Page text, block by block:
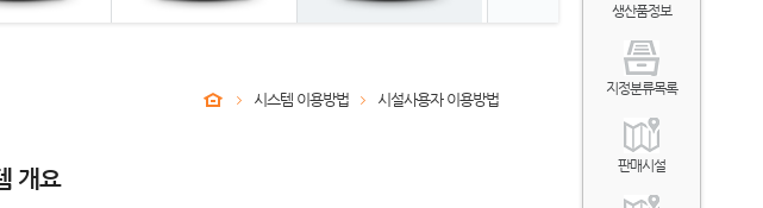
시스템 이용방법 시설사용자 이용방법
개요
생산품정보
지정분류목록
판매시설